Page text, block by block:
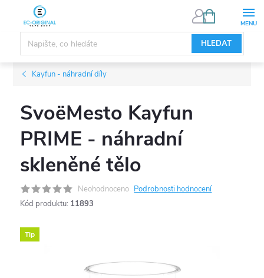
obsah
HLEDAT
NÁKUPNÍ
Kayfun - náhradní díly
SvoëMesto Kayfun
PRIME - náhradní
skleněné tělo
Neohodnoceno Podrobnosti hodnocení
Kód produktu: 11893
Tip